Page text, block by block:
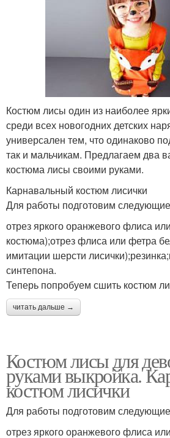
Костюм лисы один из наиболее
среди всех новогодних детских
универсален тем, что одинаково
так и мальчикам. Предлагаем два
костюма лисы своими руками.
Карнавальный костюм лисички
Для работы подготовим
отрез яркого оранжевого флиса
костюма);отрез флиса или фетра
имитации шерсти
синтепона.
Теперь попробуем сшить костюм
читать дальше →
Костюм лисы для
руками выкройка.
костюм лисички
Для работы подготовим
отрез яркого оранжевого флиса